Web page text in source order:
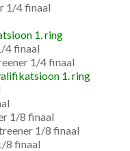
1/4 finaal
1. ring
4 finaal
1/4 finaal
1. ring
1/8 finaal
1/8 finaal
8 finaal